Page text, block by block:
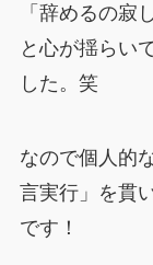
「辞めるの寂
と心が揺らい
した。笑
なので個人的
言実行」を貫
です！